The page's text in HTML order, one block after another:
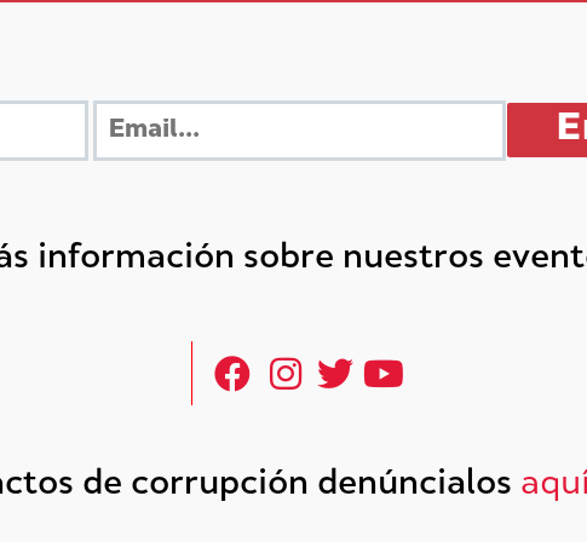
información sobre nuestros
de corrupción denúncialos aquí